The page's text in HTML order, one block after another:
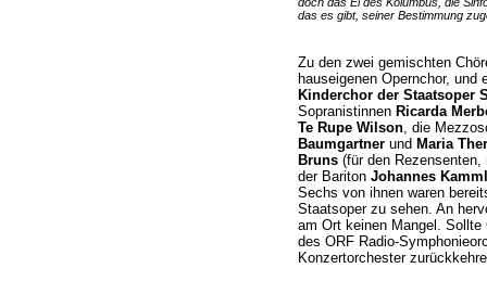
das es gibt, seiner Bestimmung
Zu den zwei gemischten
hauseigenen Opernchor,
Kinderchor der Staatsoper
Sopranistinnen Ricarda
Te Rupe Wilson, die
Baumgartnerund Maria
Bruns(für den Rezensenten,
der Bariton Johannes
Sechs von ihnen waren
Staatsoper zu sehen. An
am Ort keinen Mangel.
des ORF Radio-
Konzertorchester